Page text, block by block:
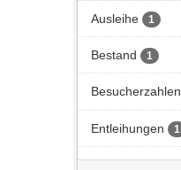
Ausleihe 1
Bestand 1
Besucherzahlen
Entleihungen 1